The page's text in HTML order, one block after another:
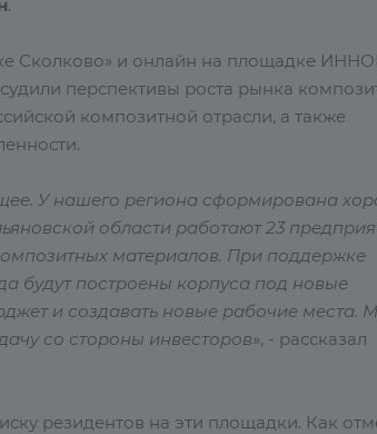
.
Сколково» и онлайн на площадке
перспективы роста рынка
композитной отрасли, а также
У нашего региона сформирована
области работают 23
материалов. При поддержке
будут построены корпуса под новые
и создавать новые рабочие места.
со стороны инвесторов», - рассказал
резидентов на эти площадки. Как